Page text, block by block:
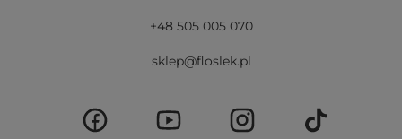
+48 505 005 070
sklep@floslek.pl